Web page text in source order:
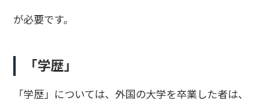
が必要です。
「学歴」
「学歴」については、外国の大学を卒業した者は、